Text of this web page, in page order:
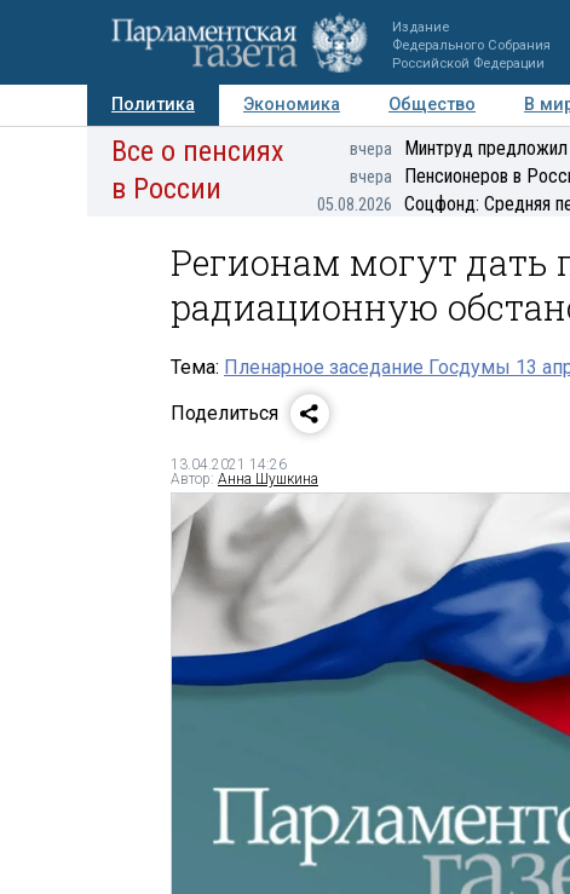
Издание
Федерального Собрания
Российской Федерации
Политика Экономика Общество В
Авторы Персоны Мнения Регионы
Все о пенсиях
в России
вчера Минтруд предложил
вчера Пенсионеров в
05.08.2026 Соцфонд: Средняя
Регионам могут дать
радиационную
Тема: Пленарное заседание Госдумы 13
Поделиться
13.04.2021 14:26
Автор: Анна Шушкина